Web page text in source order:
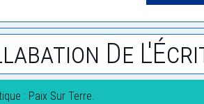
De
: Paix Sur Terre.